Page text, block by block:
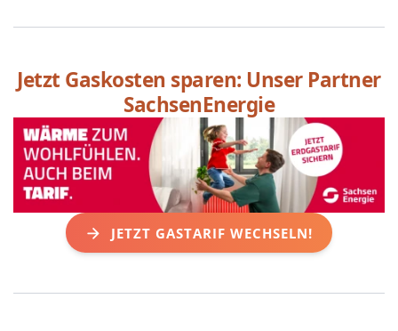
Jetzt Gaskosten sparen: Unser Partner
SachsenEnergie
JETZT GASTARIF WECHSELN!